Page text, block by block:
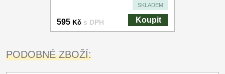
SKLADEM
595 Kč s DPH Koupit
PODOBNÉ ZBOŽÍ: